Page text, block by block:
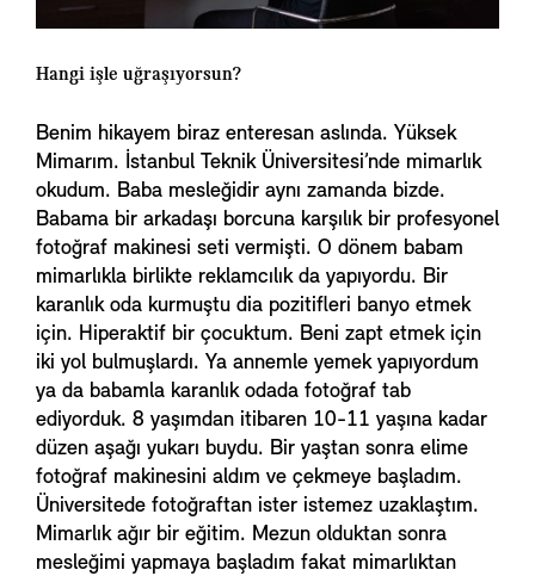
Hangi işle uğraşıyorsun?
Benim hikayem biraz enteresan aslında. Yüksek
Mimarım. İstanbul Teknik Üniversitesi’nde mimarlık
okudum. Baba mesleğidir aynı zamanda bizde.
Babama bir arkadaşı borcuna karşılık bir profesyonel
fotoğraf makinesi seti vermişti. O dönem babam
mimarlıkla birlikte reklamcılık da yapıyordu. Bir
karanlık oda kurmuştu dia pozitifleri banyo etmek
için. Hiperaktif bir çocuktum. Beni zapt etmek için
iki yol bulmuşlardı. Ya annemle yemek yapıyordum
ya da babamla karanlık odada fotoğraf tab
ediyorduk. 8 yaşımdan itibaren 10-11 yaşına kadar
düzen aşağı yukarı buydu. Bir yaştan sonra elime
fotoğraf makinesini aldım ve çekmeye başladım.
Üniversitede fotoğraftan ister istemez uzaklaştım.
Mimarlık ağır bir eğitim. Mezun olduktan sonra
mesleğimi yapmaya başladım fakat mimarlıktan